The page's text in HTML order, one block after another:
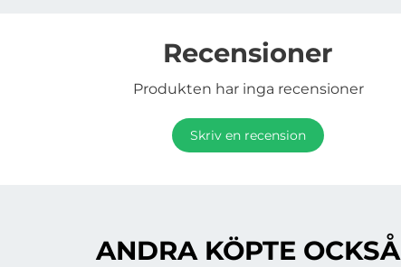
Recensioner
Produkten har inga recensioner
Skriv en recension
ANDRA KÖPTE OCKSÅ